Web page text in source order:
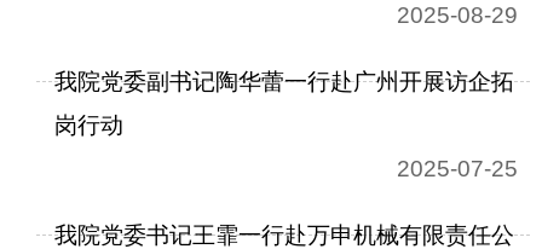
2025-08-29
我院党委副书记陶华蕾一行赴广州开展访企拓
岗行动
2025-07-25
我院党委书记王霏一行赴万申机械有限责任公